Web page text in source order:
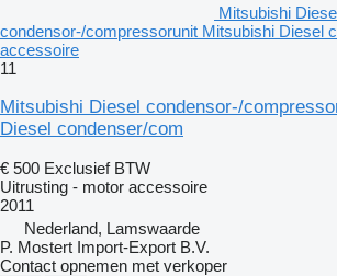
Mitsubishi
condensor-/compressorunit Mitsubishi Diesel
accessoire
11
Mitsubishi Diesel condensor-/
Diesel condenser/com
€ 500 Exclusief BTW
Uitrusting - motor accessoire
2011
Nederland, Lamswaarde
P. Mostert Import-Export B.V.
Contact opnemen met verkoper